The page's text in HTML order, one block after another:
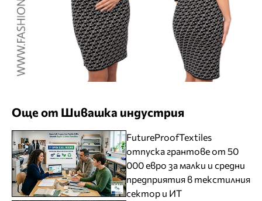
Още от Шивашка индустрия
FutureProofTextiles
отпуска грантове от 50
000 евро за малки и средни
предприятия в текстилния
сектор и ИТ